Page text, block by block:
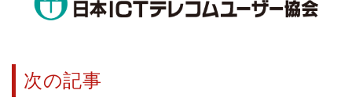
次の記事